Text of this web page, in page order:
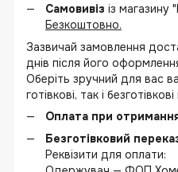
Самовивіз із магазину
Безкоштовно.
Зазвичай замовлення
днів після його
Оберіть зручний для вас
готівкові, так і
Оплата при
Безготівковий
Реквізити для оплати: